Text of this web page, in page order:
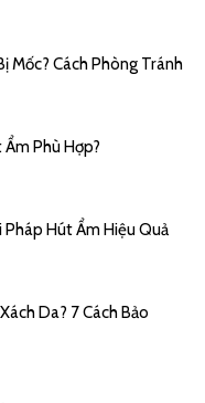
Mốc? Cách Phòng Tránh
Phù Hợp?
Pháp Hút Ẩm Hiệu Quả
Da? 7 Cách Bảo